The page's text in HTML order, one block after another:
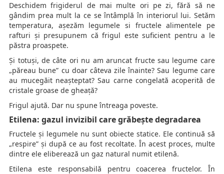
Deschidem frigiderul de mai multe ori pe zi, fără să ne
gândim prea mult la ce se întâmplă în interiorul lui. Setăm
temperatura, așezăm legumele si fructele alimentele pe
rafturi și presupunem că frigul este suficient pentru a le
păstra proaspete.
Și totuși, de câte ori nu am aruncat fructe sau legume care
„păreau bune” cu doar câteva zile înainte? Sau legume care
au mucegăit neașteptat? Sau carne congelată acoperită de
cristale groase de gheață?
Frigul ajută. Dar nu spune întreaga poveste.
Etilena: gazul invizibil care grăbește degradarea
Fructele și legumele nu sunt obiecte statice. Ele continuă să
„respire” și după ce au fost recoltate. În acest proces, multe
dintre ele eliberează un gaz natural numit etilenă.
Etilena este responsabilă pentru coacerea fructelor. În